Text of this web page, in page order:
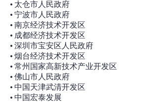
• 太仓市人民政府
• 宁波市人民政府
• 南京经济技术开发区
• 成都经济技术开发区
• 深圳市宝安区人民政府
• 烟台经济技术开发区
• 常州国家高新技术产业开发区
• 佛山市人民政府
• 中国天津武清开发区
• 中国宏泰发展